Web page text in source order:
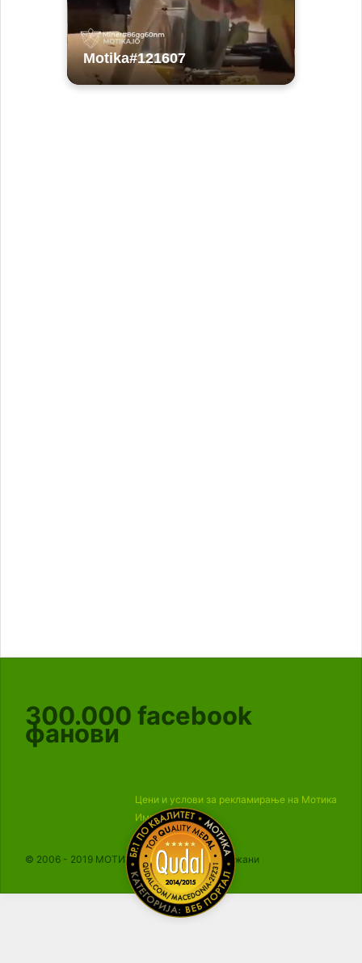
300.000 facebook
фанови
Цени и услови за рекламирање на Мотика
Импресум
© 2006 - 2019 МОТИКА, Сите права се задржани